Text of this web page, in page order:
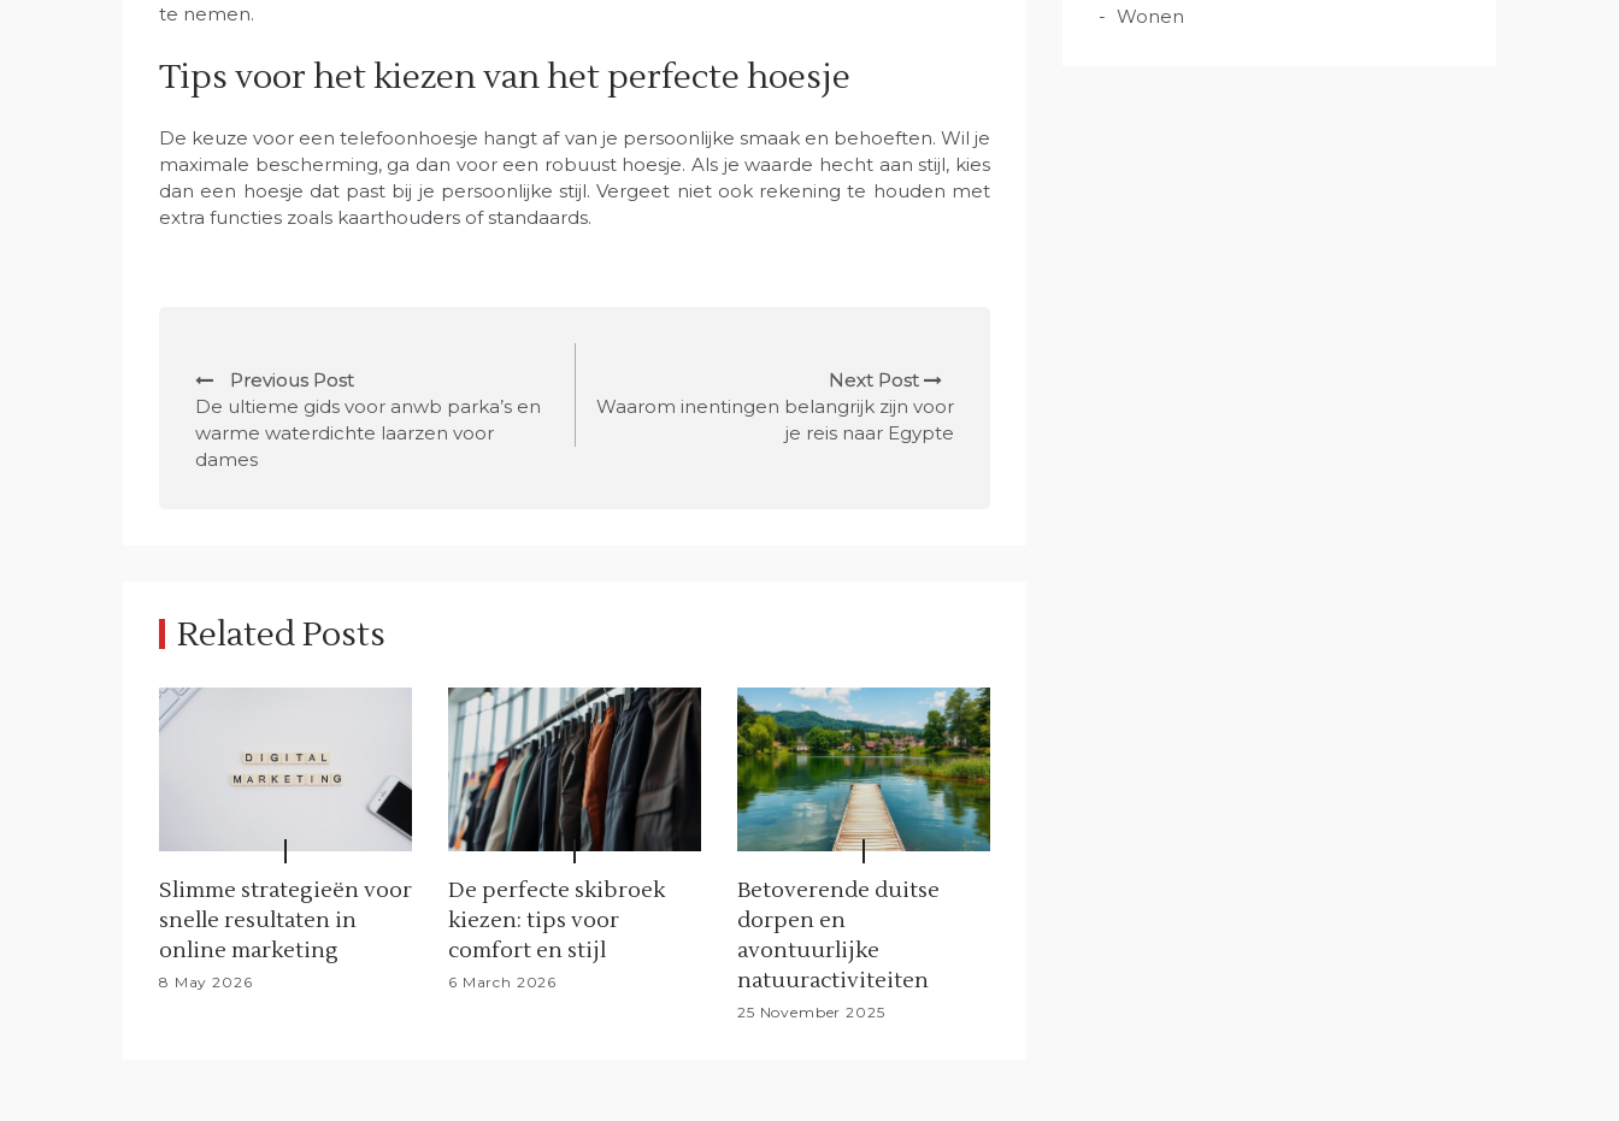
te nemen.
Tips voor het kiezen van het perfecte hoesje
De keuze voor een telefoonhoesje hangt af van je persoonlijke smaak en behoeften. Wil je
maximale bescherming, ga dan voor een robuust hoesje. Als je waarde hecht aan stijl, kies
dan een hoesje dat past bij je persoonlijke stijl. Vergeet niet ook rekening te houden met
extra functies zoals kaarthouders of standaards.
o
s
v
i
i
o
n
Previous Post
De ultieme gids voor anwb parka’s en
warme waterdichte laarzen voor
dames
Next Post
Waarom inentingen belangrijk zijn voor
je reis naar Egypte
Related Posts
Slimme strategieën voor
snelle resultaten in
online marketing
8 May 2026
De perfecte skibroek
kiezen: tips voor
comfort en stijl
6 March 2026
Betoverende duitse
dorpen en
avontuurlijke
natuuractiviteiten
25 November 2025
Wonen